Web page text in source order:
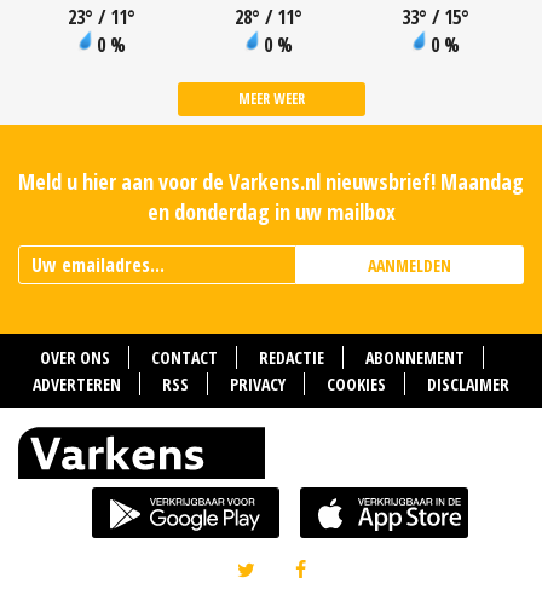
23° / 11°
0 %
28° / 11°
0 %
33° / 15°
0 %
MEER WEER
Meld u hier aan voor de Varkens.nl nieuwsbrief! Maandag
en donderdag in uw mailbox
AANMELDEN
OVER ONS CONTACT REDACTIE
ABONNEMENT
ADVERTEREN
RSS PRIVACY COOKIES DISCLAIMER